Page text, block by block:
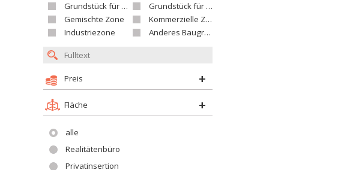
Grundstück für Wohnhäuser
Grundstück für Versorgungseinrichtungen
Gemischte Zone
Kommerzielle Zone
Industriezone
Anderes Baugrundstück
Preis
Fläche
alle
Realitätenbüro
Privatinsertion